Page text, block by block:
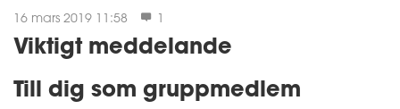
16 mars 2019 11:58 1
Viktigt meddelande
Till dig som gruppmedlem